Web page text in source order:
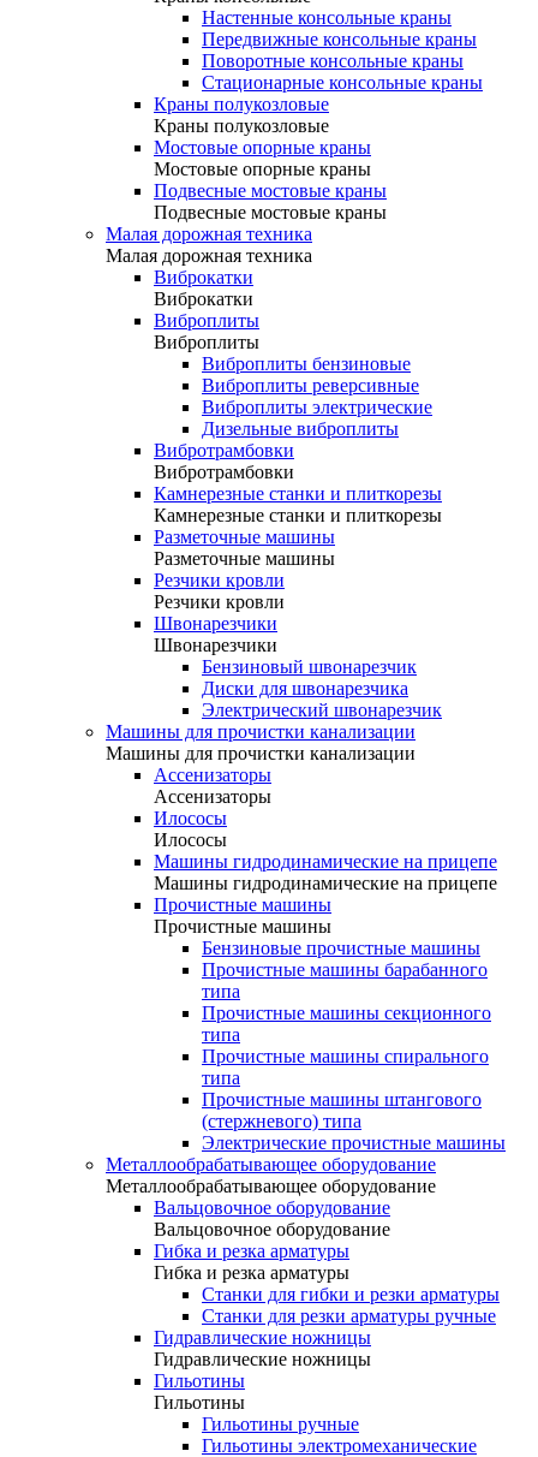
Настенные консольные краны
Передвижные консольные краны
Поворотные консольные краны
Стационарные консольные краны
Краны полукозловые
Краны полукозловые
Мостовые опорные краны
Мостовые опорные краны
Подвесные мостовые краны
Подвесные мостовые краны
Малая дорожная техника
Малая дорожная техника
Виброкатки
Виброкатки
Виброплиты
Виброплиты
Виброплиты бензиновые
Виброплиты реверсивные
Виброплиты электрические
Дизельные виброплиты
Вибротрамбовки
Вибротрамбовки
Камнерезные станки и плиткорезы
Камнерезные станки и плиткорезы
Разметочные машины
Разметочные машины
Резчики кровли
Резчики кровли
Швонарезчики
Швонарезчики
Бензиновый швонарезчик
Диски для швонарезчика
Электрический швонарезчик
Машины для прочистки канализации
Машины для прочистки канализации
Ассенизаторы
Ассенизаторы
Илососы
Илососы
Машины гидродинамические на прицепе
Машины гидродинамические на прицепе
Прочистные машины
Прочистные машины
Бензиновые прочистные машины
Прочистные машины барабанного
типа
Прочистные машины секционного
типа
Прочистные машины спирального
типа
Прочистные машины штангового
(стержневого) типа
Электрические прочистные машины
Металлообрабатывающее оборудование
Металлообрабатывающее оборудование
Вальцовочное оборудование
Вальцовочное оборудование
Гибка и резка арматуры
Гибка и резка арматуры
Станки для гибки и резки арматуры
Станки для резки арматуры ручные
Гидравлические ножницы
Гидравлические ножницы
Гильотины
Гильотины
Гильотины ручные
Гильотины электромеханические